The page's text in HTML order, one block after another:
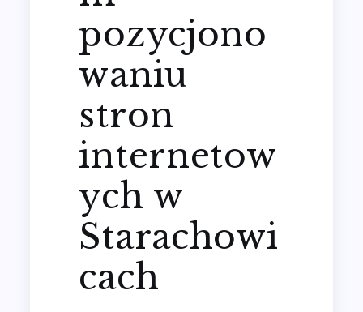
pozycjono
waniu
stron
internetow
ych w
Starachowi
cach